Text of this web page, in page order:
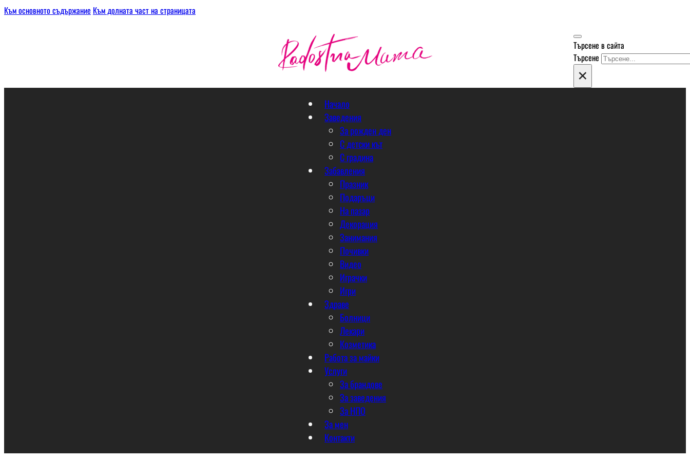
Към основното съдържание Към долната част на страницата
Търсене в сайта
Търсене
×
Начало
Заведения
За рожден ден
С детски кът
С градина
Забавления
Празник
Подаръци
На пазар
Декорация
Занимания
Почивки
Видео
Играчки
Игри
Здраве
Болници
Лекари
Козметика
Работа за майки
Услуги
За брандове
За заведения
За НПО
За мен
Контакти